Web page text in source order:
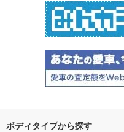
ボディタイプから探す